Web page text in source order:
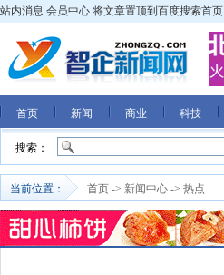
站内消息 会员中心 将文章置顶到百度搜索首页
首页 新闻 商业 科技
搜索：
当前位置： 首页 -> 新闻中心 -> 热点